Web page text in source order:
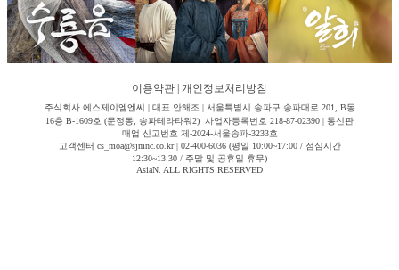
이용약관 개인정보처리방침
주식회사 에스제이엠엔씨 | 대표 안해조 | 서울특별시 송파구 송파대로 201, B동
16층 B-1609호 (문정동, 송파테라타워2) 사업자등록번호 218-87-02390 | 통신판
매업 신고번호 제-2024-서울송파-3233호
고객센터 cs_moa@sjmnc.co.kr | 02-400-6036 (평일 10:00~17:00 / 점심시간
12:30~13:30 / 주말 및 공휴일 휴무)
AsiaN. ALL RIGHTS RESERVED